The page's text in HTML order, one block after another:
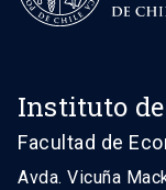
Instituto
Facultad de
Avda. Vicuña